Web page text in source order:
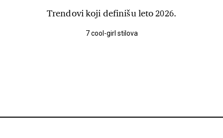
Trendovi koji definišu leto 2026.
7 cool-girl stilova